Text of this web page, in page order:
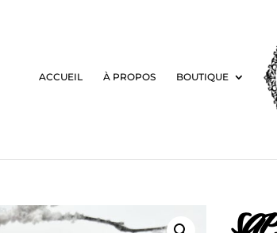
ACCUEIL À PROPOS BOUTIQUE